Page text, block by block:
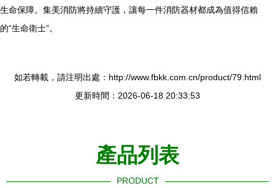
生命保障。集美消防將持續守護，讓每一件消防器材都成為值得信賴
的“生命衛士”。
如若轉載，請注明出處：http://www.fbkk.com.cn/product/79.html
更新時間：2026-06-18 20:33:53
產品列表
PRODUCT